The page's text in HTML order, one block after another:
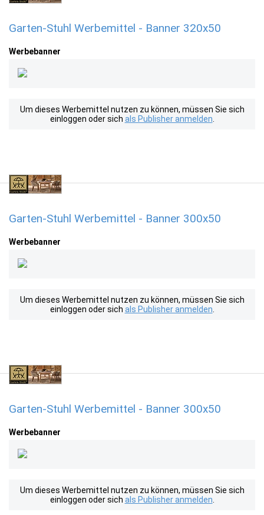
Garten-Stuhl Werbemittel - Banner 320x50
Werbebanner
Um dieses Werbemittel nutzen zu können, müssen Sie sich
einloggen oder sich als Publisher anmelden
Garten-Stuhl Werbemittel - Banner 300x50
Werbebanner
Um dieses Werbemittel nutzen zu können, müssen Sie sich
einloggen oder sich als Publisher anmelden
Garten-Stuhl Werbemittel - Banner 300x50
Werbebanner
Um dieses Werbemittel nutzen zu können, müssen Sie sich
einloggen oder sich als Publisher anmelden